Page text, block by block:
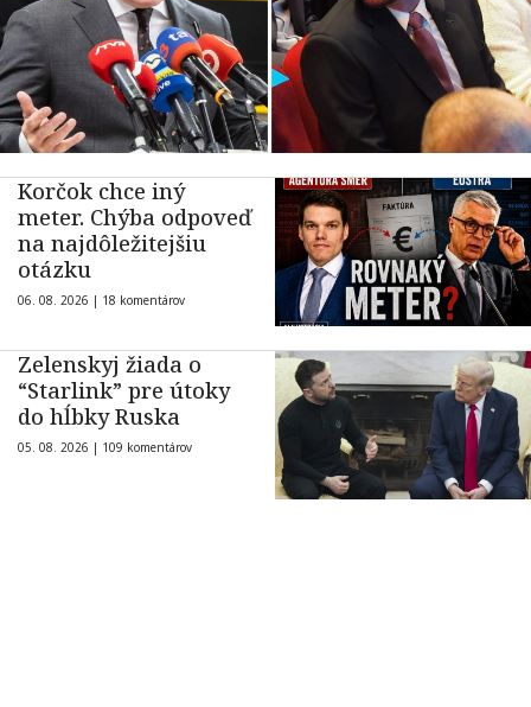
Korčok chce iný
meter. Chýba odpoveď
na najdôležitejšiu
otázku
06. 08. 2026 | 18 komentárov
Zelenskyj žiada o
“Starlink” pre útoky
do hĺbky Ruska
05. 08. 2026 | 109 komentárov